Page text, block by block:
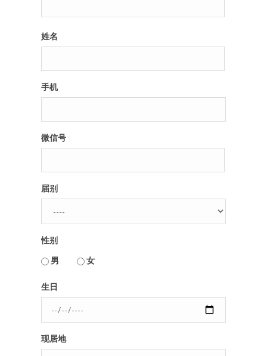
用户名或Email
出彩2016
辉煌2013
梦工坊圈
人脉圈
信息圈
品牌的力量
姓名
手机
微信号
届别
性别
男
女
生日
现居地